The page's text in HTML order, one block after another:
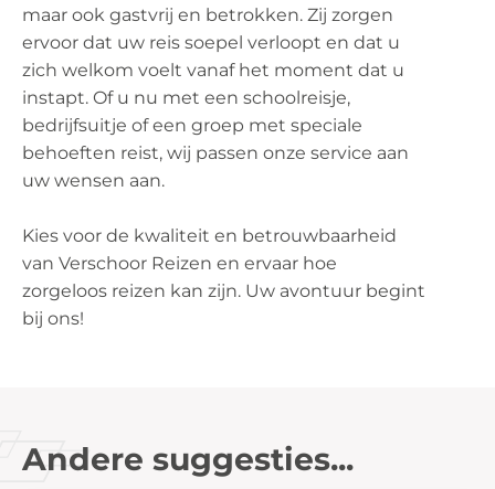
maar ook gastvrij en betrokken. Zij zorgen
ervoor dat uw reis soepel verloopt en dat u
zich welkom voelt vanaf het moment dat u
instapt. Of u nu met een schoolreisje,
bedrijfsuitje of een groep met speciale
behoeften reist, wij passen onze service aan
uw wensen aan.
Kies voor de kwaliteit en betrouwbaarheid
van Verschoor Reizen en ervaar hoe
zorgeloos reizen kan zijn. Uw avontuur begint
bij ons!
Andere suggesties...